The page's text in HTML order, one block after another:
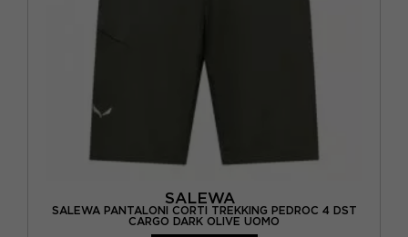
SALEWA
SALEWA PANTALONI CORTI TREKKING PEDROC 4 DST
CARGO DARK OLIVE UOMO